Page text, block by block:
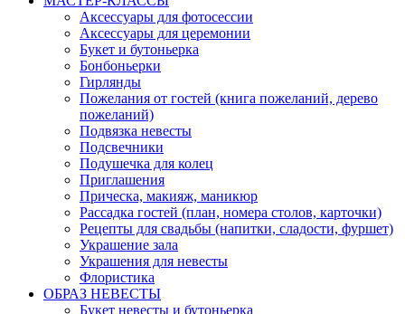
Аксессуары для фотосессии
Аксессуары для церемонии
Букет и бутоньерка
Бонбоньерки
Гирлянды
Пожелания от гостей (книга пожеланий, дерево
пожеланий)
Подвязка невесты
Подсвечники
Подушечка для колец
Приглашения
Прическа, макияж, маникюр
Рассадка гостей (план, номера столов, карточки)
Рецепты для свадьбы (напитки, сладости, фуршет)
Украшение зала
Украшения для невесты
Флористика
ОБРАЗ НЕВЕСТЫ
Букет невесты и бутоньерка